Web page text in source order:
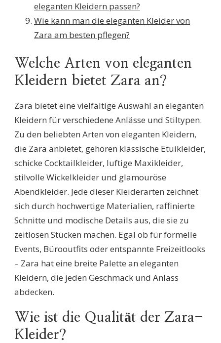
eleganten Kleidern passen?
Wie kann man die eleganten Kleider von
Zara am besten pflegen?
Welche Arten von eleganten
Kleidern bietet Zara an?
Zara bietet eine vielfältige Auswahl an eleganten
Kleidern für verschiedene Anlässe und Stiltypen.
Zu den beliebten Arten von eleganten Kleidern,
die Zara anbietet, gehören klassische Etuikleider,
schicke Cocktailkleider, luftige Maxikleider,
stilvolle Wickelkleider und glamouröse
Abendkleider. Jede dieser Kleiderarten zeichnet
sich durch hochwertige Materialien, raffinierte
Schnitte und modische Details aus, die sie zu
zeitlosen Stücken machen. Egal ob für formelle
Events, Bürooutfits oder entspannte Freizeitlooks
– Zara hat eine breite Palette an eleganten
Kleidern, die jeden Geschmack und Anlass
abdecken.
Wie ist die Qualität der Zara-
Kleider?